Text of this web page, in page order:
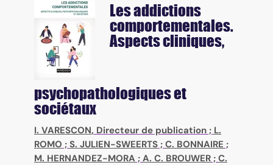
Les addictions
comportementales.
Aspects cliniques,
psychopathologiques et
sociétaux
I. VARESCON, Directeur de publication ; L.
ROMO ; S. JULIEN-SWEERTS ; C. BONNAIRE ;
M. HERNANDEZ-MORA ; A. C. BROUWER ; C.